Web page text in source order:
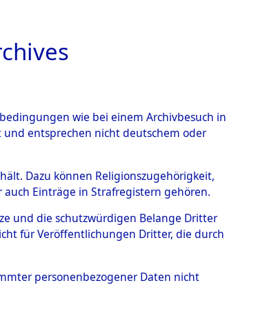
→0003 (84608931)
wie bei einem Archivbesuch in
und entsprechen nicht deutschem oder
Dazu können Religionszugehörigkeit,
Einträge in Strafregistern gehören.
und die schutzwürdigen Belange Dritter
für Veröffentlichungen Dritter, die durch
personenbezogener Daten nicht